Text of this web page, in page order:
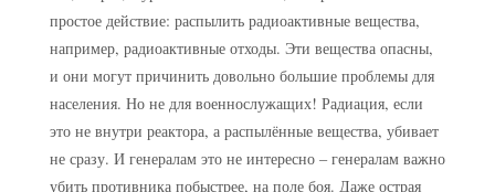
простое действие: распылить радиоактивные вещества,
например, радиоактивные отходы. Эти вещества опасны,
и они могут причинить довольно большие проблемы для
населения. Но не для военнослужащих! Радиация, если
это не внутри реактора, а распылённые вещества, убивает
не сразу. И генералам это не интересно – генералам важно
убить противника побыстрее, на поле боя. Даже острая